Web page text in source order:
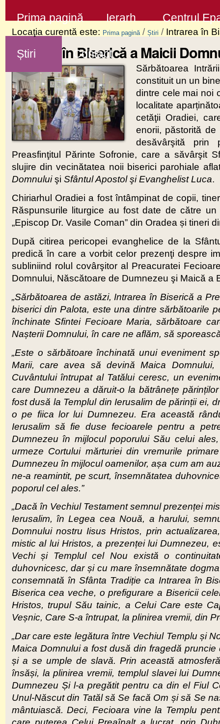
la
conţinut
Sari
la
navigare
Prima pagină Ierarh Centrul
Știri Contact
Locaţia curentă este: Prima pagină / Știri / Intrarea în
Intrarea în Biserică a Maicii
Sărbătoarea
constituit un un
dintre cele mai noi
localitate
cetăţii Oradiei,
enorii, păstorită
desăvârşită prin
Preasfinţitul Părinte Sofronie, care a săvârşit
slujire din vecinătatea noii biserici parohiale
Domnuluişi Sfântul Apostol şi Evanghelist Luca.
Chiriarhul Oradiei a fost întâmpinat de copii,
Răspunsurile liturgice au fost date de către
„Episcop Dr. Vasile Coman” din Oradea și tineri
După citirea pericopei evanghelice de la
predică în care a vorbit celor prezenţi despre
subliniind rolul covârşitor al Preacuratei
Domnului, Născătoare de Dumnezeu şi Maică a
„Sărbătoarea de astăzi, Intrarea în Biserică a
biserici din Palota, este una dintre sărbătoarile
închinate Sfintei Fecioare Maria, sărbătoare
Nașterii Domnului, în care ne aflăm, să
„Este o sărbătoare închinată unui eveniment
Marii, care avea să devină Maica
Cuvântului întrupat al Tatălui ceresc, un
care Dumnezeu a dăruit-o la bătrânețe
fost dusă la Templul din Ierusalim de părinții ei,
o pe fiica lor lui Dumnezeu. Era această
Ierusalim să fie duse fecioarele pentru a
Dumnezeu în mijlocul poporului Său celui
urmeze Cortului mărturiei din vremurile
Dumnezeu în mijlocul oamenilor, așa cum am
ne-a reamintit, pe scurt, însemnătatea
poporul cel ales.”
„Dacă în Vechiul Testament semnul prezenței
Ierusalim, în Legea cea Nouă, a harului,
Domnului nostru Iisus Hristos, prin
mistic al lui Hristos, a prezenței lui Dumnezeu,
Vechi și Templul cel Nou există o
duhovnicesc, dar și cu mare însemnătate
consemnată în Sfânta Tradiție ca Intrarea în
Biserica cea veche, o prefigurare a Bisericii
Hristos, trupul Său tainic, a Celui Care este
Veșnic, Care S-a întrupat, la plinirea vremii, din
„Dar care este legătura între Vechiul Templu și
Maica Domnului a fost dusă din fragedă
și a se umple de slavă. Prin această
însăși, la plinirea vremii, templul slavei lui
Dumnezeu Și l-a pregătit pentru ca din el Fiul
Unul-Născut din Tatăl să Se facă Om și să Se
mântuiască. Deci, Fecioara vine la Templu